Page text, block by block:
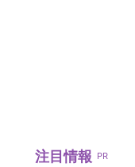
注目情報 PR